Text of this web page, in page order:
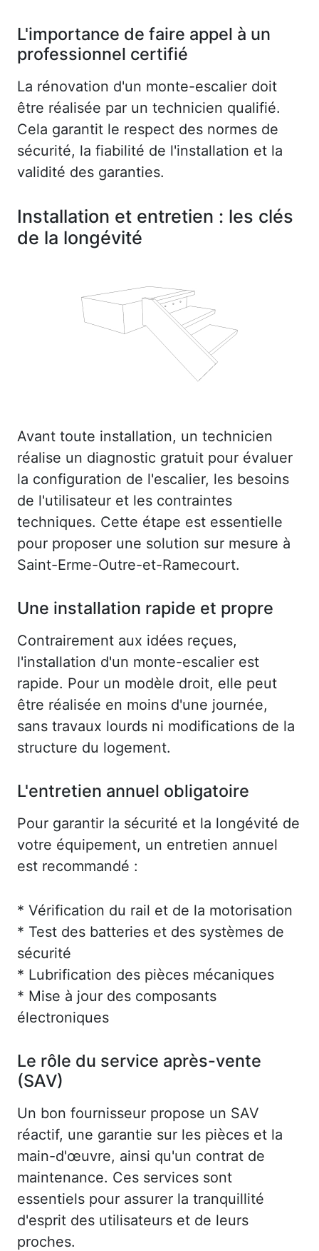
L'importance de faire appel à un
professionnel certifié
La rénovation d'un monte-escalier doit
être réalisée par un technicien qualifié.
Cela garantit le respect des normes de
sécurité, la fiabilité de l'installation et la
validité des garanties.
Installation et entretien : les clés
de la longévité
Avant toute installation, un technicien
réalise un diagnostic gratuit pour évaluer
la configuration de l'escalier, les besoins
de l'utilisateur et les contraintes
techniques. Cette étape est essentielle
pour proposer une solution sur mesure à
Saint-Erme-Outre-et-Ramecourt.
Une installation rapide et propre
Contrairement aux idées reçues,
l'installation d'un monte-escalier est
rapide. Pour un modèle droit, elle peut
être réalisée en moins d'une journée,
sans travaux lourds ni modifications de la
structure du logement.
L'entretien annuel obligatoire
Pour garantir la sécurité et la longévité de
votre équipement, un entretien annuel
est recommandé :
* Vérification du rail et de la motorisation
* Test des batteries et des systèmes de
sécurité
* Lubrification des pièces mécaniques
* Mise à jour des composants
électroniques
Le rôle du service après-vente
(SAV)
Un bon fournisseur propose un SAV
réactif, une garantie sur les pièces et la
main-d'œuvre, ainsi qu'un contrat de
maintenance. Ces services sont
essentiels pour assurer la tranquillité
d'esprit des utilisateurs et de leurs
proches.